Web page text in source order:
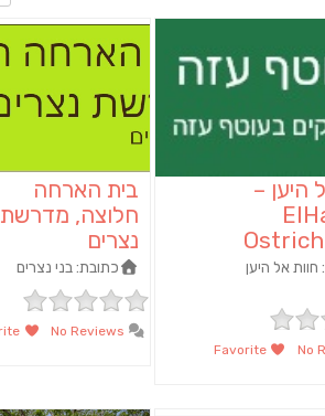
היען –
חוות אל היען‏
Favorite
בית הארחה
חלוצה, מדרשת
נצרים
כתובת:בני נצרים